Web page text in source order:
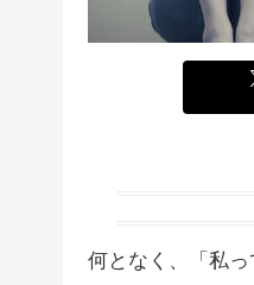
何となく、「私